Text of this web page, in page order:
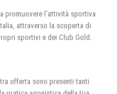
promuovere l’attività sportiva
attraverso la scoperta di
sportivi e dei Club Gold.
offerta sono presenti tanti